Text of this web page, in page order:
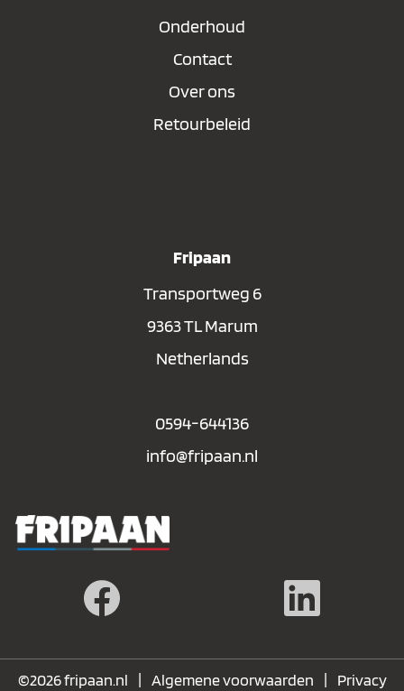
Onderhoud
Contact
Over ons
Retourbeleid
Fripaan
Transportweg 6
9363 TL Marum
Netherlands
0594-644136
info@fripaan.nl
©2026 fripaan.nl | Algemene voorwaarden | Privacy